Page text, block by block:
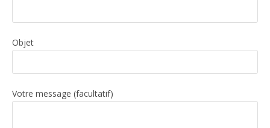
Objet
Votre message (facultatif)